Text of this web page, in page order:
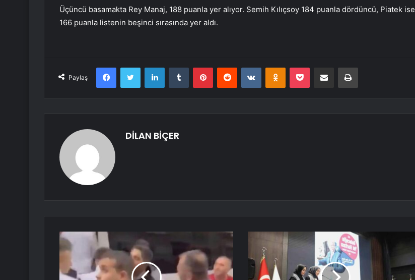
Üçüncü basamakta Rey Manaj, 188 puanla yer alıyor. Semih Kılıçsoy 184 puanla dördüncü, Piatek ise
166 puanla listenin beşinci sırasında yer aldı.
Paylaş
FacebookTwitter LinkedInTumblr PinterestReddit VKontakteOdnoklassniki
Pocket E-Posta ile paylaş Yazdır
DİLAN BİÇER